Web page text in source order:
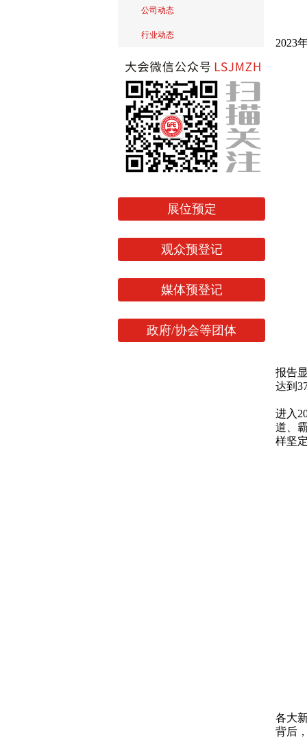
公司动态
行业动态
展位预定
观众预登记
媒体预登记
政府/协会等团体
2023
报告
达到
进入
道、
样坚
各大
背后